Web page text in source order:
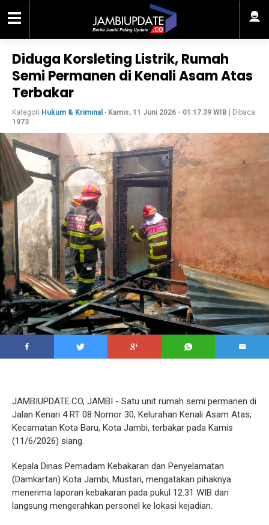
Diduga Korsleting Listrik, Rumah
Semi Permanen di Kenali Asam Atas
Terbakar
Kategori Hukum & Kriminal - Kamis, 11 Juni 2026 - 01:17:39 WIB | Dibaca:
1973
JAMBIUPDATE.CO, JAMBI - Satu unit rumah semi permanen di
Jalan Kenari 4 RT 08 Nomor 30, Kelurahan Kenali Asam Atas,
Kecamatan Kota Baru, Kota Jambi, terbakar pada Kamis
(11/6/2026) siang.
Kepala Dinas Pemadam Kebakaran dan Penyelamatan
(Damkartan) Kota Jambi, Mustari, mengatakan pihaknya
menerima laporan kebakaran pada pukul 12.31 WIB dan
langsung mengerahkan personel ke lokasi kejadian.